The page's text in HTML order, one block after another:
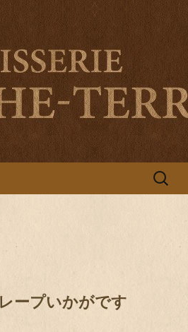
南伊勢町のパティ
ュテールのブロ
伊勢町のパティスリー
検
ープいかがです